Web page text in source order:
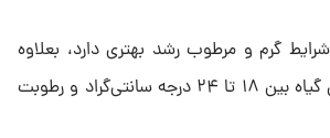
گرم و مرطوب رشد بهتری دارد، بعلاوه
دمای مناسب برای این گیاه بین ۱۸ تا ۲۴ درجه سانتی‌گراد و رطوبت